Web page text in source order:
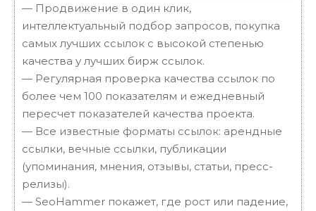
— Продвижение в один клик,
интеллектуальный подбор запросов, покупка
самых лучших ссылок с высокой степенью
качества у лучших бирж ссылок.
— Регулярная проверка качества ссылок по
более чем 100 показателям и ежедневный
пересчет показателей качества проекта.
— Все известные форматы ссылок: арендные
ссылки, вечные ссылки, публикации
(упоминания, мнения, отзывы, статьи, пресс-
релизы).
— SeoHammer покажет, где рост или падение,